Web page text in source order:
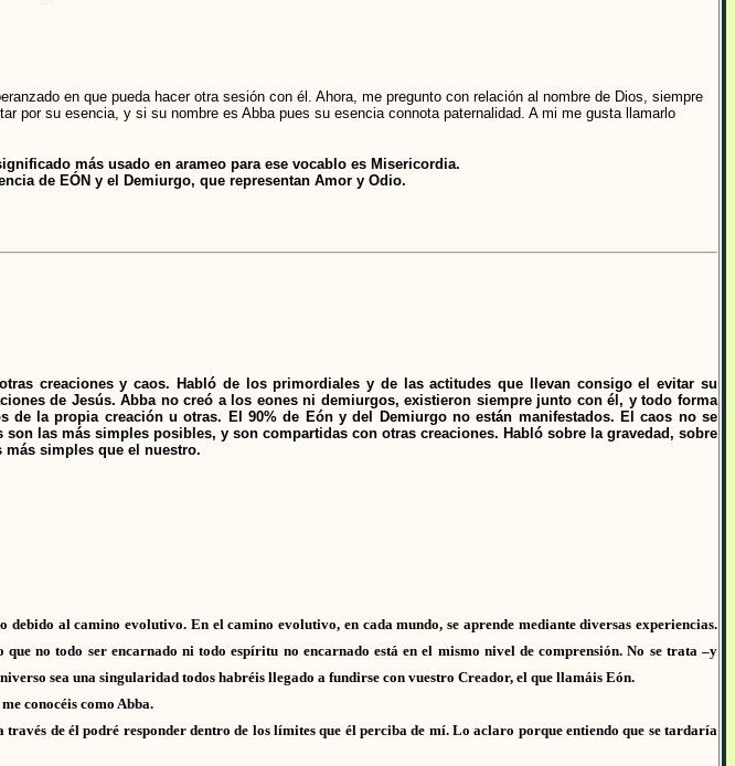
en que pueda hacer otra sesión con él. Ahora, me pregunto con relación al nombre de Dios, siempre
por su esencia, y si su nombre es Abba pues su esencia connota paternalidad. A mi me gusta llamarlo
más usado en arameo para ese vocablo es Misericordia.
de EÓN y el Demiurgo, que representan Amor y Odio.
creaciones y caos. Habló de los primordiales y de las actitudes que llevan consigo el evitar su
de Jesús. Abba no creó a los eones ni demiurgos, existieron siempre junto con él, y todo forma
la propia creación u otras. El 90% de Eón y del Demiurgo no están manifestados. El caos no se
las más simples posibles, y son compartidas con otras creaciones. Habló sobre la gravedad, sobre
simples que el nuestro.
al camino evolutivo. En el camino evolutivo, en cada mundo, se aprende mediante diversas experiencias.
no todo ser encarnado ni todo espíritu no encarnado está en el mismo nivel de comprensión. No se trata –y
sea una singularidad todos habréis llegado a fundirse con vuestro Creador, el que llamáis Eón.
conocéis como Abba.
de él podré responder dentro de los límites que él perciba de mí. Lo aclaro porque entiendo que se tardaría